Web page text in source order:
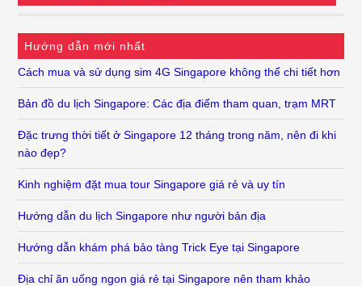
Hướng dẫn mới nhất
Cách mua và sử dụng sim 4G Singapore không thể chi tiết hơn
Bản đồ du lịch Singapore: Các địa điểm tham quan, trạm MRT
Đặc trưng thời tiết ở Singapore 12 tháng trong năm, nên đi khi
nào đẹp?
Kinh nghiệm đặt mua tour Singapore giá rẻ và uy tín
Hướng dẫn du lịch Singapore như người bản địa
Hướng dẫn khám phá bảo tàng Trick Eye tại Singapore
Địa chỉ ăn uống ngon giá rẻ tại Singapore nên tham khảo